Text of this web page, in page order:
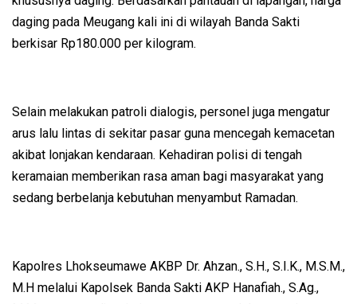
daging pada Meugang kali ini di wilayah Banda Sakti
berkisar Rp180.000 per kilogram.
Selain melakukan patroli dialogis, personel juga mengatur
arus lalu lintas di sekitar pasar guna mencegah kemacetan
akibat lonjakan kendaraan. Kehadiran polisi di tengah
keramaian memberikan rasa aman bagi masyarakat yang
sedang berbelanja kebutuhan menyambut Ramadan.
Kapolres Lhokseumawe AKBP Dr. Ahzan., S.H., S.I.K., M.S.M.,
M.H melalui Kapolsek Banda Sakti AKP Hanafiah., S.Ag.,